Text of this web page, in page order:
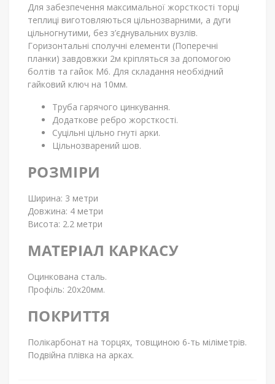
Для забезпечення максимальної жорсткості торці
теплиці виготовляються цільнозварними, а дуги
цільногнутими, без з’єднувальних вузлів.
Горизонтальні сполучні елементи (Поперечні
планки) завдовжки 2м кріпляться за допомогою
болтів та гайок М6. Для складання необхідний
гайковий ключ на 10мм.
Труба гарячого цинкування.
Додаткове ребро жорсткості.
Суцільні цільно гнуті арки.
Цільнозварений шов.
РОЗМІРИ
Ширина: 3 метри
Довжина: 4 метри
Висота: 2.2 метри
МАТЕРІАЛ КАРКАСУ
Оцинкована сталь.
Профіль: 20х20мм.
ПОКРИТТЯ
Полікарбонат на торцях, товщиною 6-ть міліметрів.
Подвійна плівка на арках.